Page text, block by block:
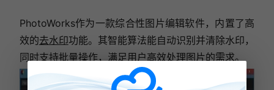
PhotoWorks作为一款综合性图片编辑软件，内置了高
效的去水印功能。其智能算法能自动识别并清除水印，
同时支持批量操作，满足用户高效处理图片的需求。